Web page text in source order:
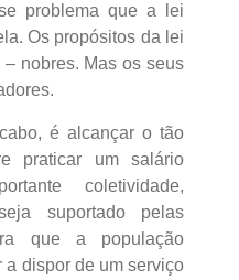
problema que a lei
Os propósitos da lei
nobres. Mas os seus
é alcançar o tão
praticar um salário
coletividade,
suportado pelas
que a população
a dispor de um serviço